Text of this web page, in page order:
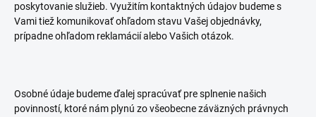
poskytovanie služieb. Využitím kontaktných údajov budeme s
Vami tiež komunikovať ohľadom stavu Vašej objednávky,
prípadne ohľadom reklamácií alebo Vašich otázok.
Osobné údaje budeme ďalej spracúvať pre splnenie našich
povinností, ktoré nám plynú zo všeobecne záväzných právnych